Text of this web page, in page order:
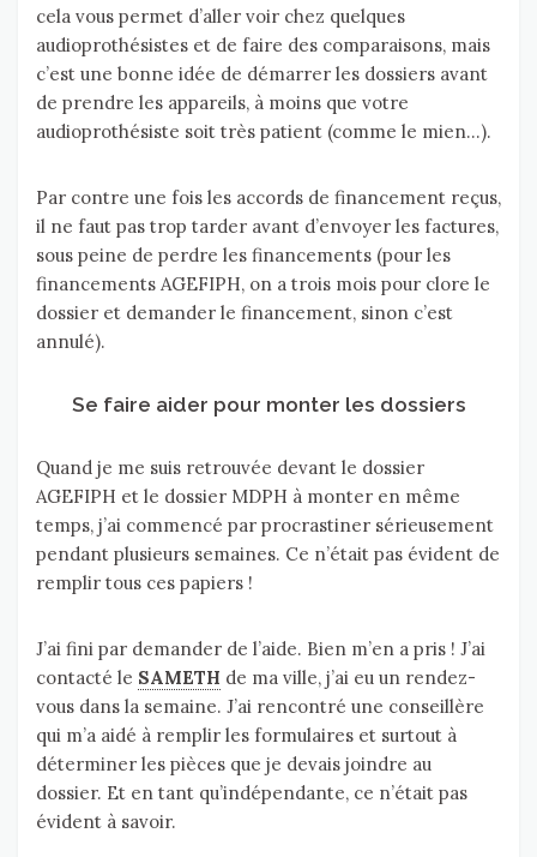
cela vous permet d’aller voir chez quelques
audioprothésistes et de faire des comparaisons, mais
c’est une bonne idée de démarrer les dossiers avant
de prendre les appareils, à moins que votre
audioprothésiste soit très patient (comme le mien…).
Par contre une fois les accords de financement reçus,
il ne faut pas trop tarder avant d’envoyer les factures,
sous peine de perdre les financements (pour les
financements AGEFIPH, on a trois mois pour clore le
dossier et demander le financement, sinon c’est
annulé).
Se faire aider pour monter les dossiers
Quand je me suis retrouvée devant le dossier
AGEFIPH et le dossier MDPH à monter en même
temps, j’ai commencé par procrastiner sérieusement
pendant plusieurs semaines. Ce n’était pas évident de
remplir tous ces papiers !
J’ai fini par demander de l’aide. Bien m’en a pris ! J’ai
contacté le SAMETH de ma ville, j’ai eu un rendez-
vous dans la semaine. J’ai rencontré une conseillère
qui m’a aidé à remplir les formulaires et surtout à
déterminer les pièces que je devais joindre au
dossier. Et en tant qu’indépendante, ce n’était pas
évident à savoir.